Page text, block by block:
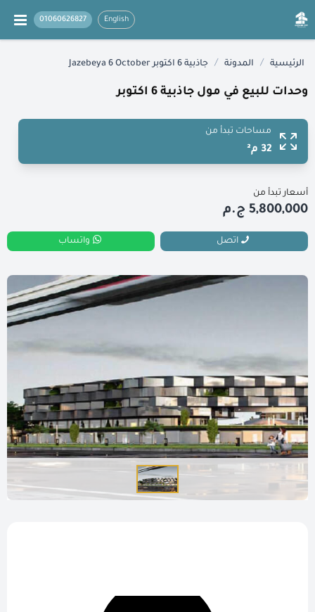
English
01060626827
الرئيسية / المدونة / جاذبية 6 اكتوبر Jazebeya 6 October
وحدات للبيع في مول جاذبية 6 اكتوبر
مساحات تبدأ من
32 م²
أسعار تبدأ من
5,800,000 ج.م
اتصل واتساب